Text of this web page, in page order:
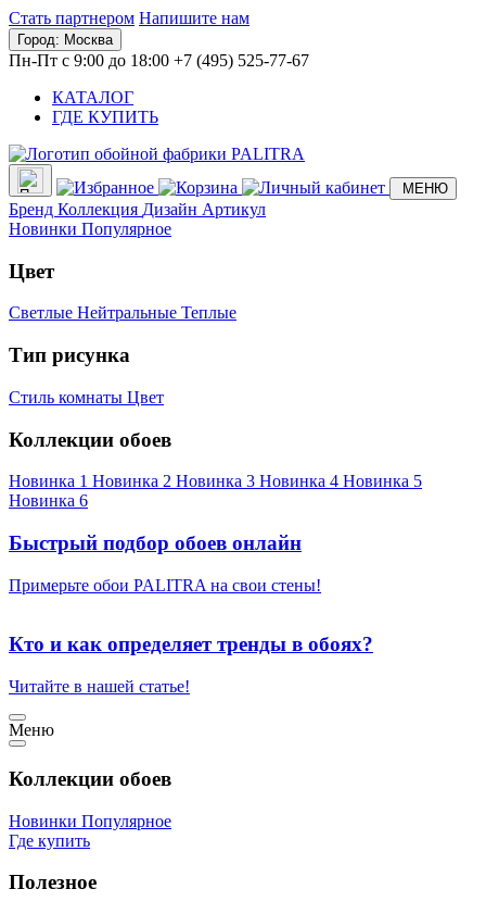
Стать партнером Напишите нам
Город: Москва
Пн-Пт с 9:00 до 18:00 +7 (495) 525-77-67
КАТАЛОГ
ГДЕ КУПИТЬ
МЕНЮ
Бренд Коллекция Дизайн Артикул
Новинки Популярное
Цвет
Светлые Нейтральные Теплые
Тип рисунка
Стиль комнаты Цвет
Коллекции обоев
Новинка 1 Новинка 2 Новинка 3 Новинка 4 Новинка 5
Новинка 6
Быстрый подбор обоев онлайн
Примерьте обои PALITRA на свои стены!
Кто и как определяет тренды в обоях?
Читайте в нашей статье!
Меню
Коллекции обоев
Новинки Популярное
Где купить
Полезное